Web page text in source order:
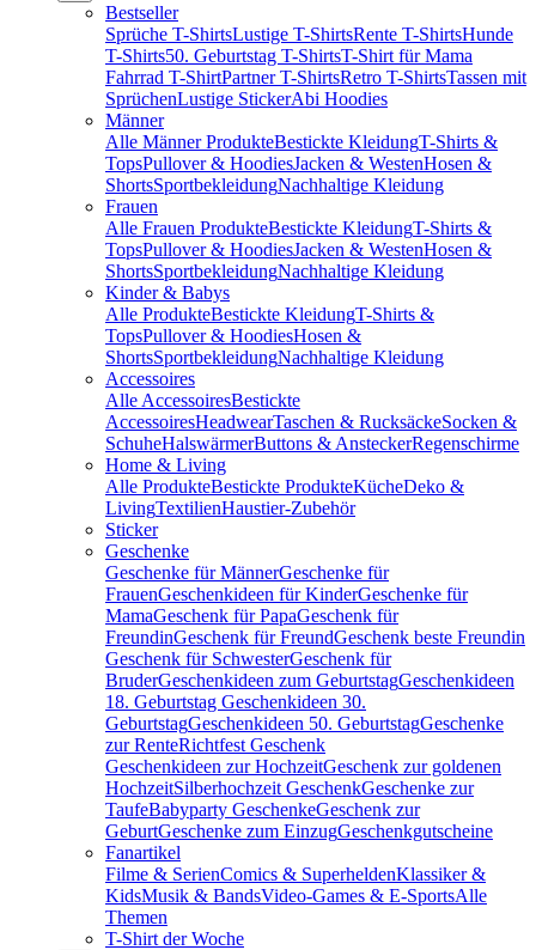
Bestseller
Sprüche T-ShirtsLustige T-ShirtsRente T-ShirtsHunde
T-Shirts50. Geburtstag T-ShirtsT-Shirt für Mama
Fahrrad T-ShirtPartner T-ShirtsRetro T-ShirtsTassen mit
SprüchenLustige StickerAbi Hoodies
Männer
Alle Männer ProdukteBestickte KleidungT-Shirts &
TopsPullover & HoodiesJacken & WestenHosen &
ShortsSportbekleidungNachhaltige Kleidung
Frauen
Alle Frauen ProdukteBestickte KleidungT-Shirts &
TopsPullover & HoodiesJacken & WestenHosen &
ShortsSportbekleidungNachhaltige Kleidung
Kinder & Babys
Alle ProdukteBestickte KleidungT-Shirts &
TopsPullover & HoodiesHosen &
ShortsSportbekleidungNachhaltige Kleidung
Accessoires
Alle AccessoiresBestickte
AccessoiresHeadwearTaschen & RucksäckeSocken &
SchuheHalswärmerButtons & AnsteckerRegenschirme
Home & Living
Alle ProdukteBestickte ProdukteKücheDeko &
LivingTextilienHaustier-Zubehör
Sticker
Geschenke
Geschenke für MännerGeschenke für
FrauenGeschenkideen für KinderGeschenke für
MamaGeschenk für PapaGeschenk für
FreundinGeschenk für FreundGeschenk beste Freundin
Geschenk für SchwesterGeschenk für
BruderGeschenkideen zum GeburtstagGeschenkideen
18. Geburtstag Geschenkideen 30.
GeburtstagGeschenkideen 50. GeburtstagGeschenke
zur RenteRichtfest Geschenk
Geschenkideen zur HochzeitGeschenk zur goldenen
HochzeitSilberhochzeit GeschenkGeschenke zur
TaufeBabyparty GeschenkeGeschenk zur
GeburtGeschenke zum EinzugGeschenkgutscheine
Fanartikel
Filme & SerienComics & SuperheldenKlassiker &
KidsMusik & BandsVideo-Games & E-SportsAlle
Themen
T-Shirt der Woche